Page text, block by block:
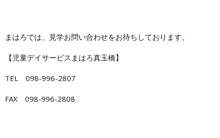
まはろでは、見学お問い合わせをお待ちしております。
【児童デイサービスまはろ真玉橋】
TEL 098-996-2807
FAX 098-996-2808